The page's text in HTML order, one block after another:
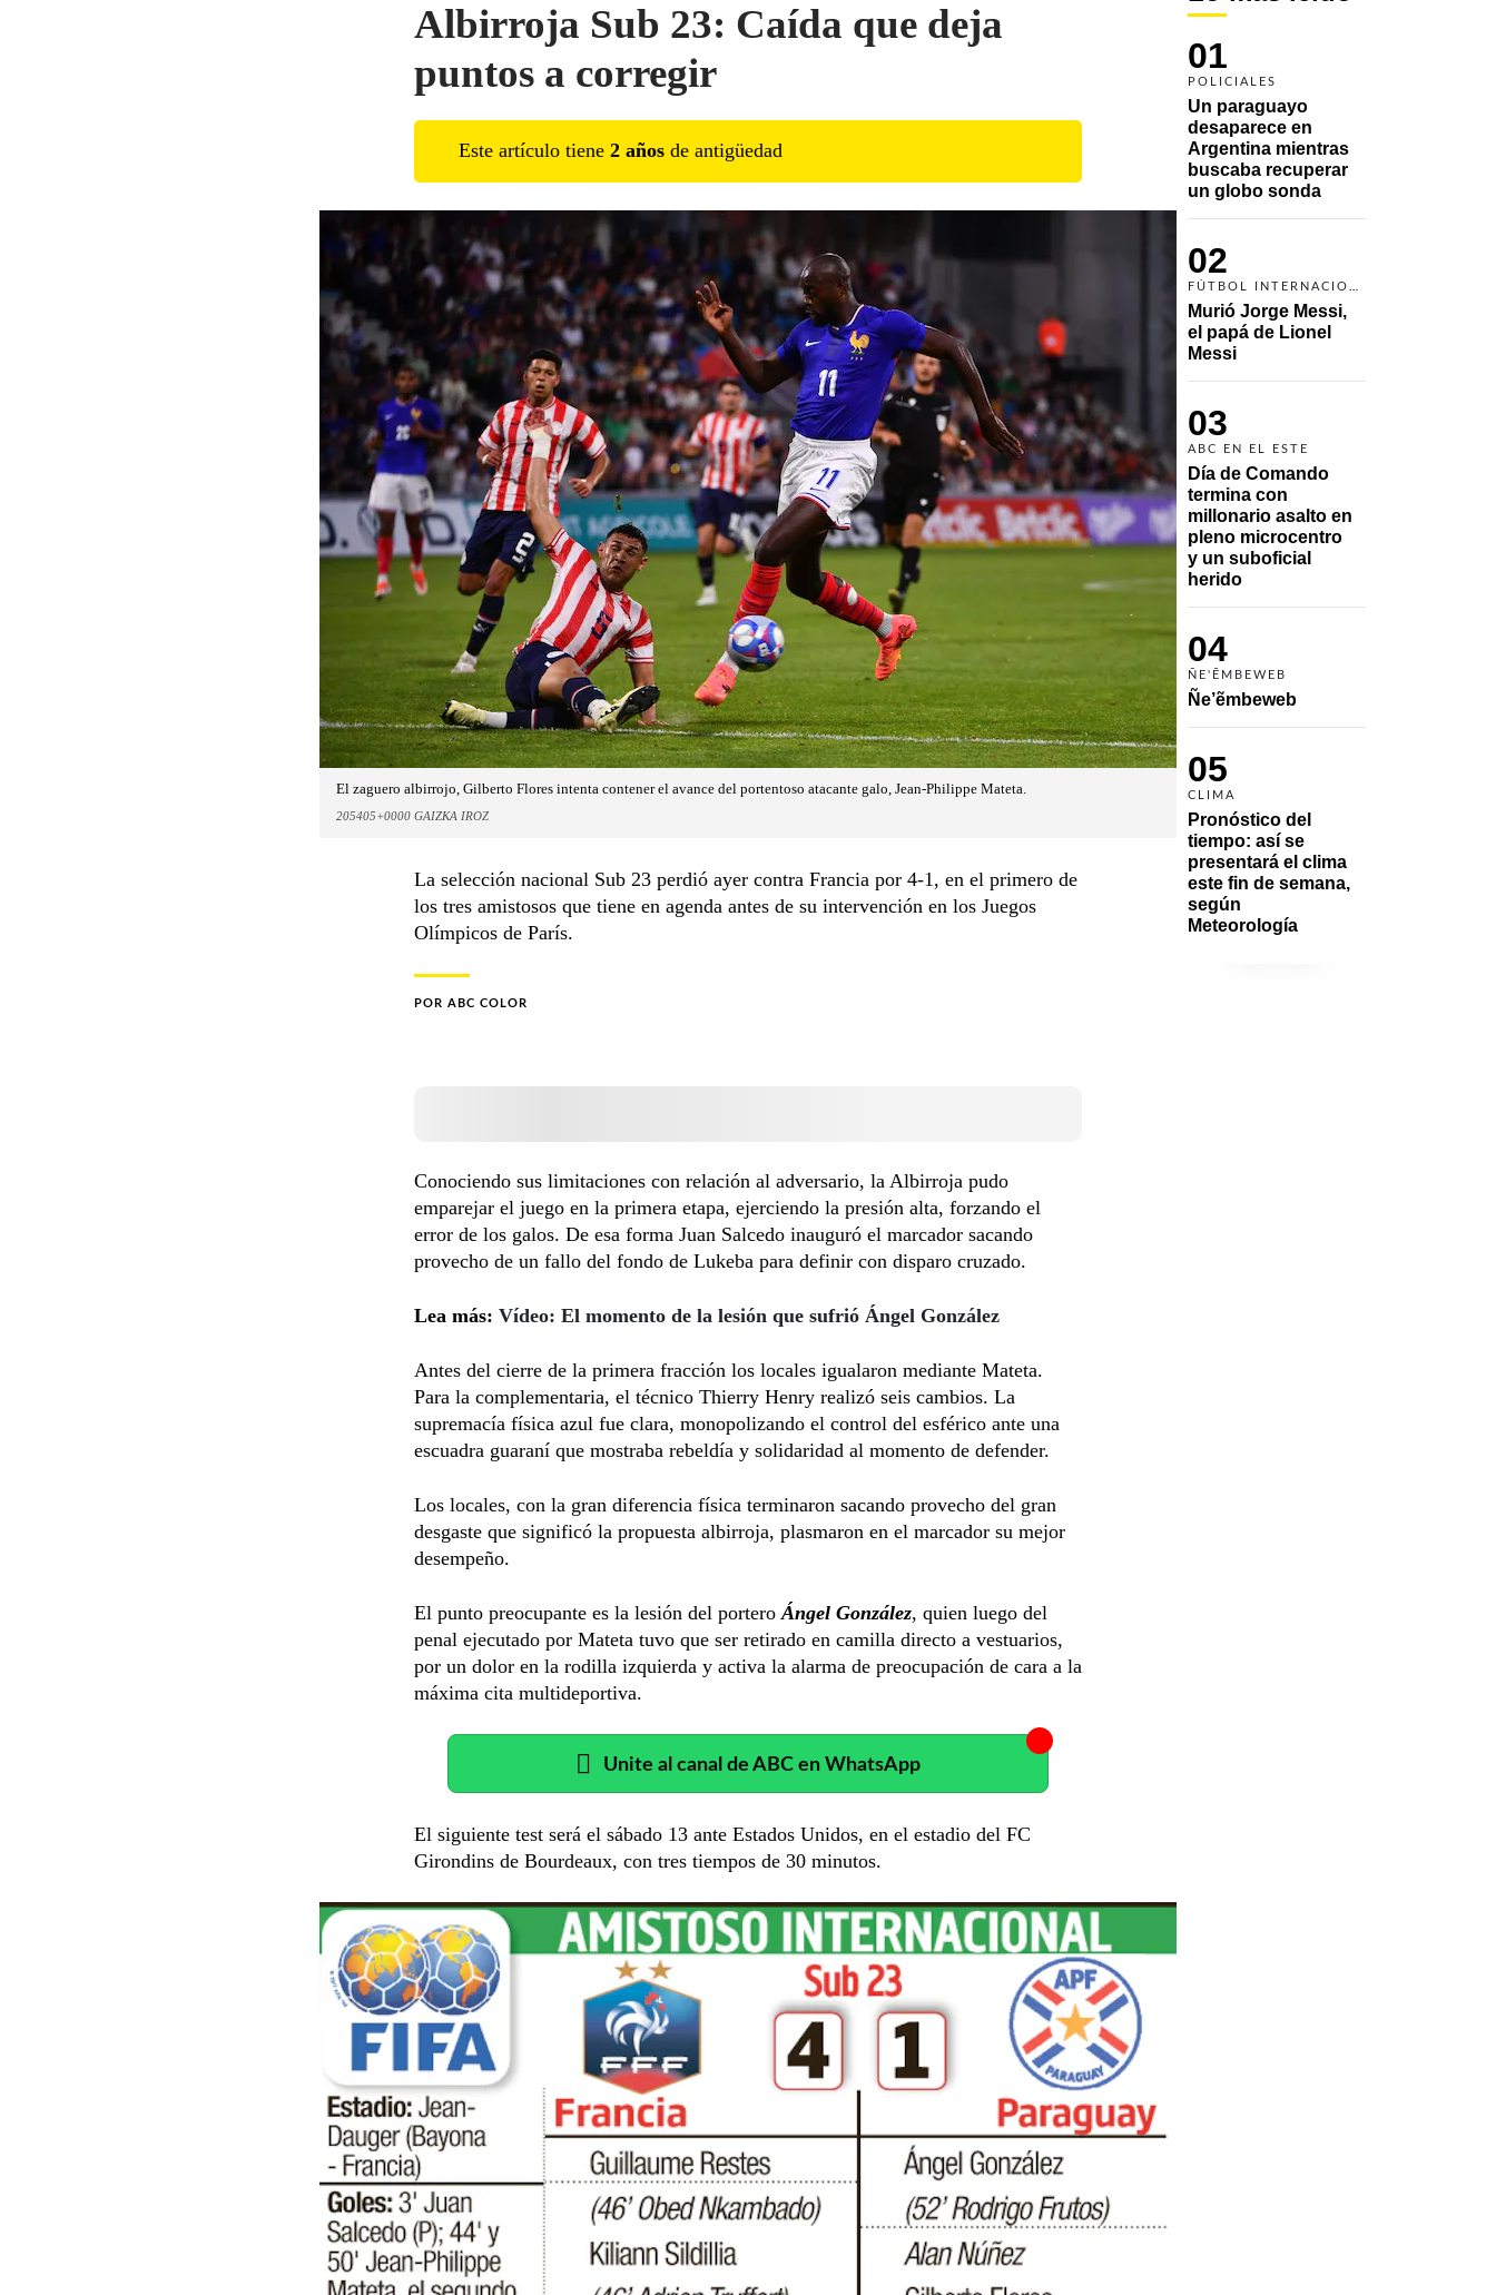
01
POLICIALES
Un paraguayo
desaparece en
Argentina mientras
buscaba recuperar
un globo sonda
02
Murió Jorge Messi,
el papá de Lionel
Messi
03
ABC EN EL ESTE
Día de Comando
termina con
millonario asalto en
pleno microcentro
y un suboficial
herido
04
ÑE'ẼMBEWEB
Ñe’ẽmbeweb
05
CLIMA
Pronóstico del
tiempo: así se
presentará el clima
este fin de semana,
según
Meteorología
Albirroja Sub 23: Caída que deja
puntos a corregir
Este artículo tiene 2 años de antigüedad
El zaguero albirrojo, Gilberto Flores intenta contener el avance del portentoso atacante galo, Jean-Philippe Mateta.
205405+0000 GAIZKA IROZ
La selección nacional Sub 23 perdió ayer contra Francia por 4-1, en el primero de
los tres amistosos que tiene en agenda antes de su intervención en los Juegos
Olímpicos de París.
POR ABC COLOR
Conociendo sus limitaciones con relación al adversario, la Albirroja pudo
emparejar el juego en la primera etapa, ejerciendo la presión alta, forzando el
error de los galos. De esa forma Juan Salcedo inauguró el marcador sacando
provecho de un fallo del fondo de Lukeba para definir con disparo cruzado.
Lea más: Vídeo: El momento de la lesión que sufrió Ángel González
Antes del cierre de la primera fracción los locales igualaron mediante Mateta.
Para la complementaria, el técnico Thierry Henry realizó seis cambios. La
supremacía física azul fue clara, monopolizando el control del esférico ante una
escuadra guaraní que mostraba rebeldía y solidaridad al momento de defender.
Los locales, con la gran diferencia física terminaron sacando provecho del gran
desgaste que significó la propuesta albirroja, plasmaron en el marcador su mejor
desempeño.
El punto preocupante es la lesión del portero Ángel González, quien luego del
penal ejecutado por Mateta tuvo que ser retirado en camilla directo a vestuarios,
por un dolor en la rodilla izquierda y activa la alarma de preocupación de cara a la
máxima cita multideportiva.
Unite al canal de ABC en WhatsApp
El siguiente test será el sábado 13 ante Estados Unidos, en el estadio del FC
Girondins de Bourdeaux, con tres tiempos de 30 minutos.